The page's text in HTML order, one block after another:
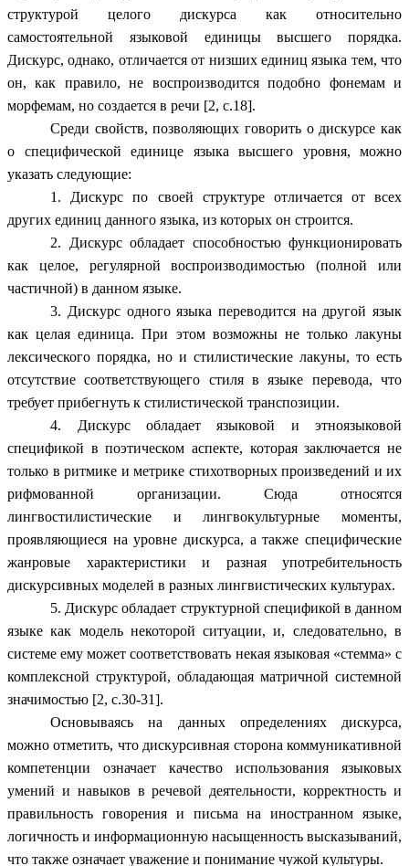
структурой целого дискурса как относительно
самостоятельной языковой единицы высшего порядка.
Дискурс, однако, отличается от низших единиц языка тем, что
он, как правило, не воспроизводится подобно фонемам и
морфемам, но создается в речи [2, c.18].
Среди свойств, позволяющих говорить о дискурсе как
о специфической единице языка высшего уровня, можно
указать следующие:
1. Дискурс по своей структуре отличается от всех
других единиц данного языка, из которых он строится.
2. Дискурс обладает способностью функционировать
как целое, регулярной воспроизводимостью (полной или
частичной) в данном языке.
3. Дискурс одного языка переводится на другой язык
как целая единица. При этом возможны не только лакуны
лексического порядка, но и стилистические лакуны, то есть
отсутствие соответствующего стиля в языке перевода, что
требует прибегнуть к стилистической транспозиции.
4. Дискурс обладает языковой и этноязыковой
спецификой в поэтическом аспекте, которая заключается не
только в ритмике и метрике стихотворных произведений и их
рифмованной организации. Сюда относятся
лингвостилистические и лингвокультурные моменты,
проявляющиеся на уровне дискурса, а также специфические
жанровые характеристики и разная употребительность
дискурсивных моделей в разных лингвистических культурах.
5. Дискурс обладает структурной спецификой в данном
языке как модель некоторой ситуации, и, следовательно, в
системе ему может соответствовать некая языковая «стемма» с
комплексной структурой, обладающая матричной системной
значимостью [2, c.30-31].
Основываясь на данных определениях дискурса,
можно отметить, что дискурсивная сторона коммуникативной
компетенции означает качество использования языковых
умений и навыков в речевой деятельности, корректность и
правильность говорения и письма на иностранном языке,
логичность и информационную насыщенность высказываний,
что также означает уважение и понимание чужой культуры.